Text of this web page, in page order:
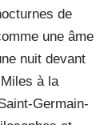
de
une âme
nuit devant
à la
Germain-